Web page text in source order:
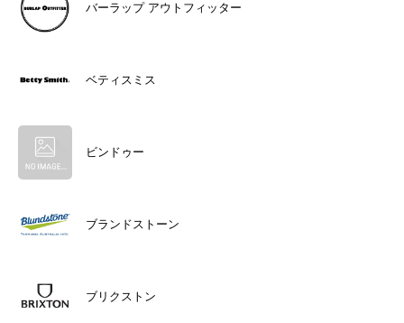
バーラップ アウトフィッター
ベティスミス
ビンドゥー
ブランドストーン
ブリクストン